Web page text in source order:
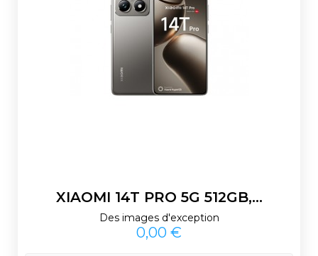
XIAOMI 14T PRO 5G 512GB,...
Des images d'exception
Prix
0,00 €